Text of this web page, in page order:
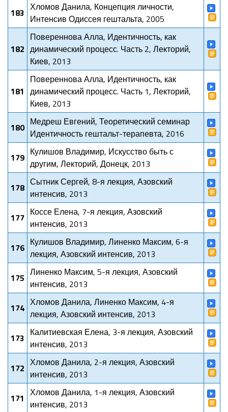
183 Хломов Данила, Концепция личности,
Интенсив Одиссея гештальта, 2005
182
Повереннова Алла, Идентичность, как
динамический процесс. Часть 2, Лекторий,
Киев, 2013
181
Повереннова Алла, Идентичность, как
динамический процесс. Часть 1, Лекторий,
Киев, 2013
180 Медреш Евгений, Теоретический семинар
Идентичность гештальт-терапевта, 2016
179 Кулишов Владимир, Искусство быть с
другим, Лекторий, Донецк, 2013
178 Сытник Сергей, 8-я лекция, Азовский
интенсив, 2013
177 Коссе Елена, 7-я лекция, Азовский
интенсив, 2013
176 Кулишов Владимир, Линенко Максим, 6-я
лекция, Азовский интенсив, 2013
175 Линенко Максим, 5-я лекция, Азовский
интенсив, 2013
174 Хломов Данила, Линенко Максим, 4-я
лекция, Азовский интенсив, 2013
173 Калитиевская Елена, 3-я лекция, Азовский
интенсив, 2013
172 Хломов Данила, 2-я лекция, Азовский
интенсив, 2013
171 Хломов Данила, 1-я лекция, Азовский
интенсив, 2013